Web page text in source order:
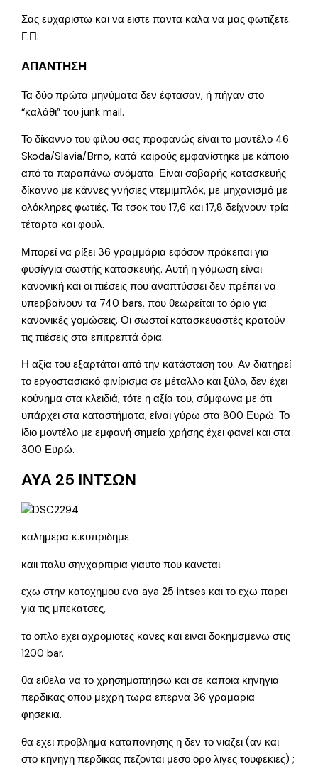
Σας ευχαριστω και να ειστε παντα καλα να μας φωτιζετε.
Γ.Π.
ΑΠΑΝΤΗΣΗ
Τα δύο πρώτα μηνύματα δεν έφτασαν, ή πήγαν στο
“καλάθι” του junk mail.
Το δίκαννο του φίλου σας προφανώς είναι το μοντέλο 46
Skoda/Slavia/Brno, κατά καιρούς εμφανίστηκε με κάποιο
από τα παραπάνω ονόματα. Είναι σοβαρής κατασκευής
δίκαννο με κάννες γνήσιες ντεμιμπλόκ, με μηχανισμό με
ολόκληρες φωτιές. Τα τσοκ του 17,6 και 17,8 δείχνουν τρία
τέταρτα και φουλ.
Μπορεί να ρίξει 36 γραμμάρια εφόσον πρόκειται για
φυσίγγια σωστής κατασκευής. Αυτή η γόμωση είναι
κανονική και οι πιέσεις που αναπτύσσει δεν πρέπει να
υπερβαίνουν τα 740 bars, που θεωρείται το όριο για
κανονικές γομώσεις. Οι σωστοί κατασκευαστές κρατούν
τις πιέσεις στα επιτρεπτά όρια.
Η αξία του εξαρτάται από την κατάσταση του. Αν διατηρεί
το εργοστασιακό φινίρισμα σε μέταλλο και ξύλο, δεν έχει
κούνημα στα κλειδιά, τότε η αξία του, σύμφωνα με ότι
υπάρχει στα καταστήματα, είναι γύρω στα 800 Ευρώ. Το
ίδιο μοντέλο με εμφανή σημεία χρήσης έχει φανεί και στα
300 Ευρώ.
ΑΥΑ 25 ΙΝΤΣΩΝ
καλημερα κ.κυπριδημε
καιι παλυ σηνχαριτιρια γιαυτο που κανεται.
εχω στην κατοχημου ενα aya 25 intses και το εχω παρει
για τις μπεκατσες,
το οπλο εχει αχρομιοτες κανες και ειναι δοκημσμενω στις
1200 bar.
θα ειθελα να το χρησημοπηησω και σε καποια κηνηγια
περδικας οπου μεχρη τωρα επερνα 36 γραμαρια
φησεκια.
θα εχει προβλημα καταπονησης η δεν το νιαζει (αν και
στο κηνηγη περδικας πεζονται μεσο ορο λιγες τουφεκιες) ;